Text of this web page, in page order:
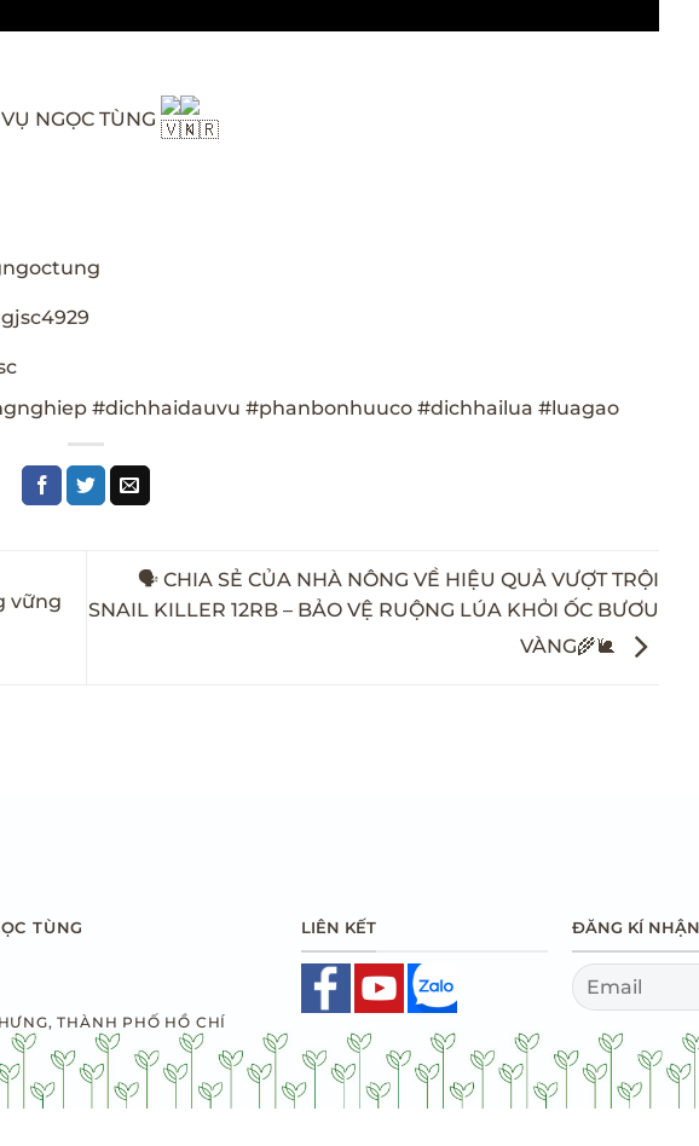
NGỌC TÙNG
#dichhaidauvu #phanbonhuuco #dichhailua #luagao
vững
🗣 CHIA SẺ CỦA NHÀ NÔNG VỀ HIỆU QUẢ VƯỢT TRỘI
SNAIL KILLER 12RB – BẢO VỆ RUỘNG LÚA KHỎI ỐC BƯƠU
VÀNG🌾🐌
TÙNG
THÀNH PHỐ HỒ CHÍ
LIÊN KẾT ĐĂNG KÍ